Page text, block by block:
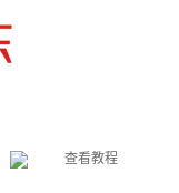
查看教程